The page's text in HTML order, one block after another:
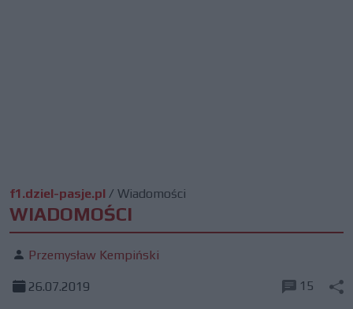
f1.dziel-pasje.pl / Wiadomości
WIADOMOŚCI
Przemysław Kempiński
26.07.2019 15